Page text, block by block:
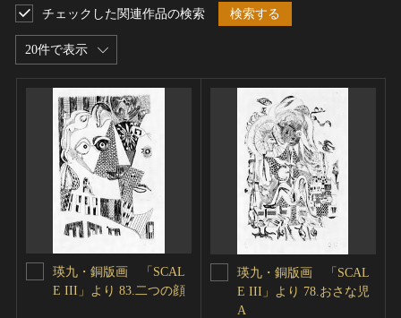
20件で表示
チェックした関連作品の検索 検索する
瑛九・銅版画 「SCAL
E III」より 83.二つの顔
瑛九・銅版画 「SCAL
E III」より 78.おさな児
A